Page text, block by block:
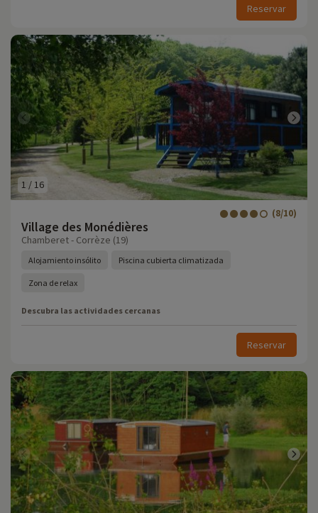
Reservar
1 / 16
Village des Monédières
(8/10)
Chamberet - Corrèze (19)
Alojamiento insólito Piscina cubierta climatizada
Zona de relax
Descubra las actividades cercanas
Reservar